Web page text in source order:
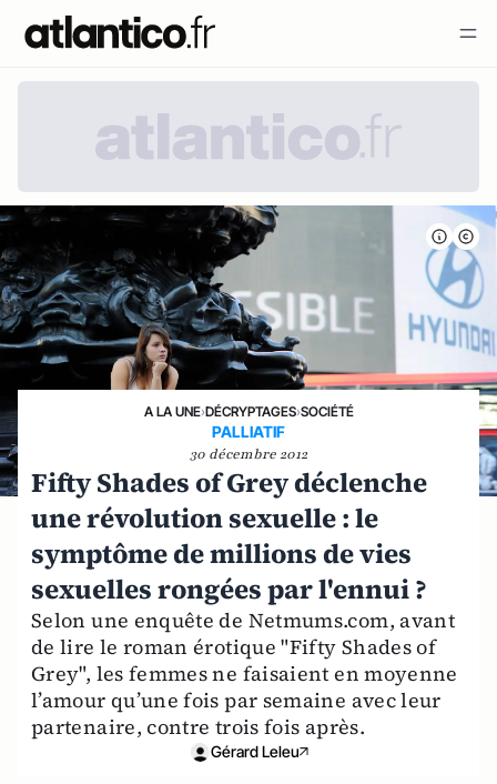
A LA UNE›DÉCRYPTAGES›SOCIÉTÉ
PALLIATIF
30 décembre 2012
Fifty Shades of Grey déclenche
une révolution sexuelle : le
symptôme de millions de vies
sexuelles rongées par l'ennui ?
Selon une enquête de Netmums.com, avant
de lire le roman érotique "Fifty Shades of
Grey", les femmes ne faisaient en moyenne
l’amour qu’une fois par semaine avec leur
partenaire, contre trois fois après.
Gérard Leleu